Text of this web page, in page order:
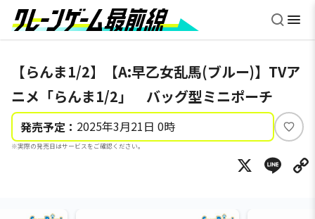
【らんま1/2】【A:早乙女乱馬(ブルー)】TVア
ニメ「らんま1/2」 バッグ型ミニポーチ
発売予定： 2025年3月21日 0時
※実際の発売日はサービスをご確認ください。
い
ね
X